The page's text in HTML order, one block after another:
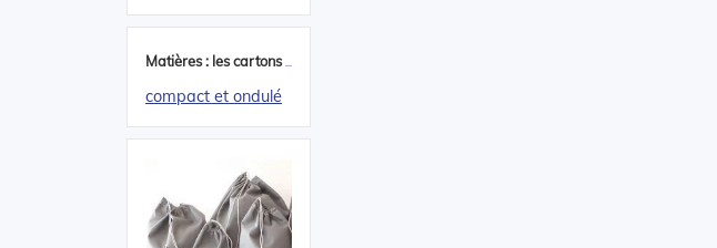
Matières : les cartons
compact et ondulé